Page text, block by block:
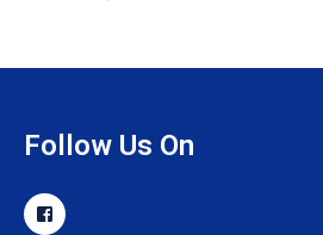
Follow Us On